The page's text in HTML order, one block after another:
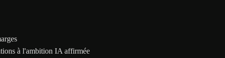
à l'ambition IA affirmée